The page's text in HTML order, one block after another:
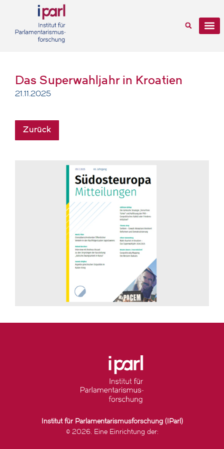
Das Superwahljahr in Kroatien
21.11.2025
Zurück
Institut für Parlamentarismusforschung (IParl)
© 2026. Eine Einrichtung der: